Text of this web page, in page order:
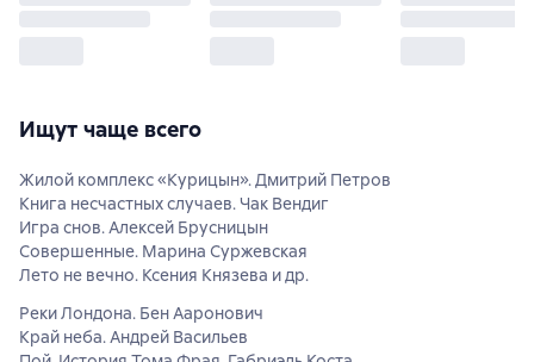
Ищут чаще всего
Жилой комплекс «Курицын». Дмитрий Петров
Книга несчастных случаев. Чак Вендиг
Игра снов. Алексей Брусницын
Совершенные. Марина Суржевская
Лето не вечно. Ксения Князева и др.
Реки Лондона. Бен Ааронович
Край неба. Андрей Васильев